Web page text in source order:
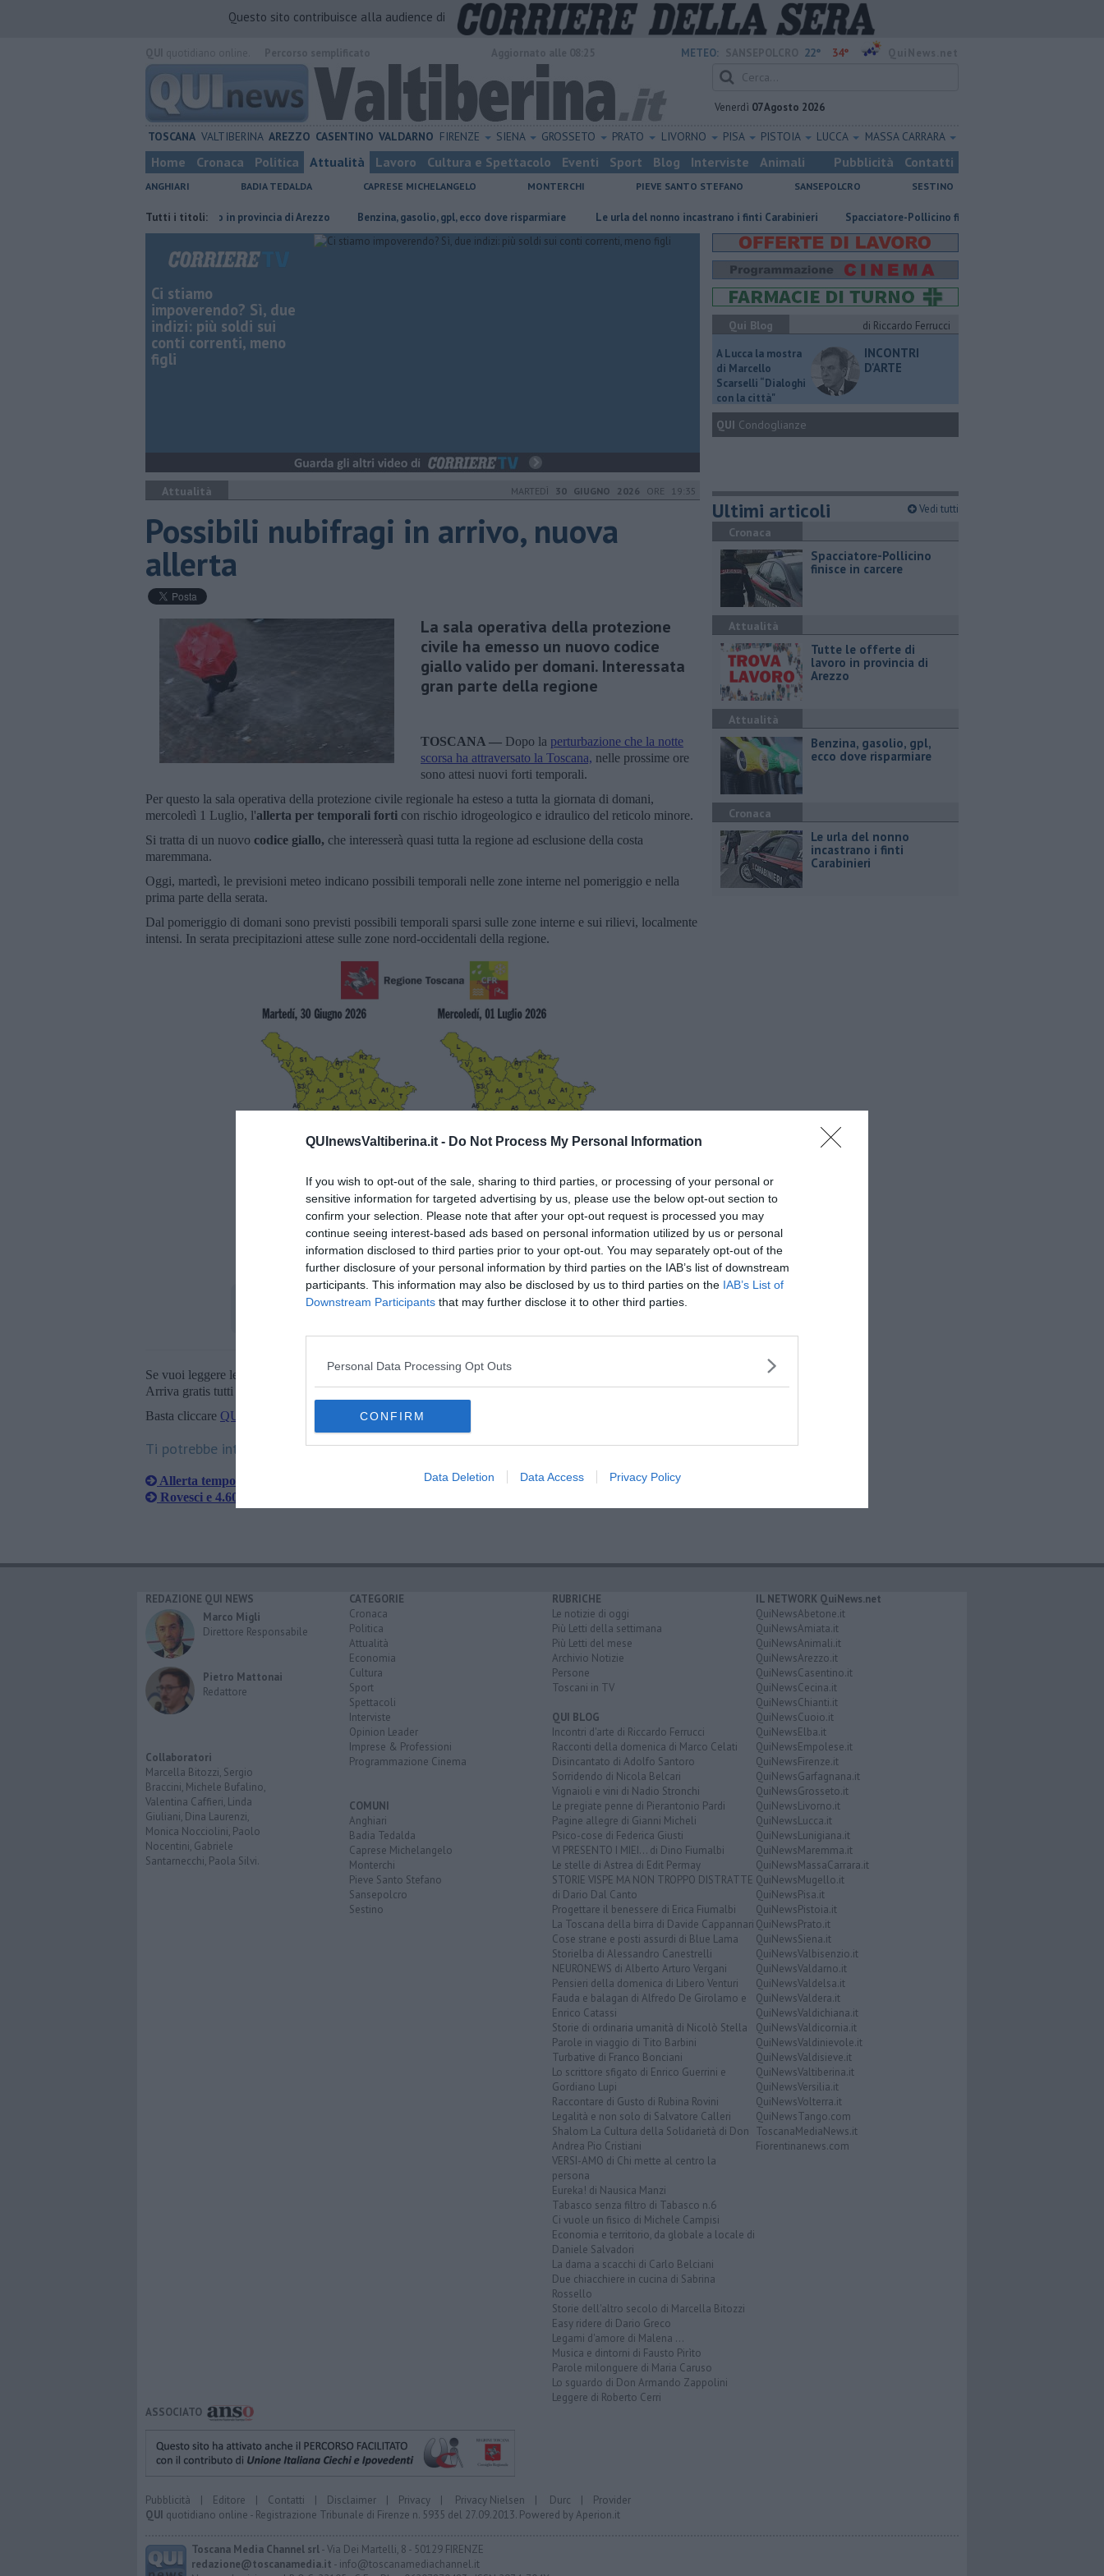
QUInewsValtiberina.it - Do Not Process My Personal Information
If you wish to opt-out of the sale, sharing to third parties, or processing of your personal or
sensitive information for targeted advertising by us, please use the below opt-out section to
confirm your selection. Please note that after your opt-out request is processed you may
continue seeing interest-based ads based on personal information utilized by us or personal
information disclosed to third parties prior to your opt-out. You may separately opt-out of the
further disclosure of your personal information by third parties on the IAB’s list of downstream
participants. This information may also be disclosed by us to third parties on the IAB’s List of
Downstream Participants that may further disclose it to other third parties.
Personal Data Processing Opt Outs
CONFIRM
Data Deletion Data Access Privacy Policy
Questo sito contribuisce alla audience di
METEO: 22° 34°
Venerdì 07 Agosto 2026
TOSCANA VALTIBERINA AREZZO CASENTINO VALDARNO FIRENZE SIENA GROSSETO PRATO LIVORNO PISA PISTOIA LUCCA MASSA CARRARA
Home Cronaca Politica Attualità Lavoro Cultura e Spettacolo Eventi Sport Blog Interviste Animali Pubblicità Contatti
ANGHIARI BADIA TEDALDA CAPRESE MICHELANGELO MONTERCHI PIEVE SANTO STEFANO SANSEPOLCRO SESTINO
Tutti i titoli:
​Tutte le offerte di lavoro in provincia di Arezzo ​Benzina, gasolio, gpl, ecco dove risparmiare Le urla del nonno incastrano i finti Carabinieri Spacciatore-Pollicino finisce in carcere
Ci stiamo
impoverendo? Sì, due
indizi: più soldi sui
conti correnti, meno
figli
Attualità MARTEDÌ 30 GIUGNO 2026 ORE 19:35
Possibili nubifragi in arrivo, nuova
allerta
La sala operativa della protezione
civile ha emesso un nuovo codice
giallo valido per domani. Interessata
gran parte della regione
TOSCANA — Dopo la perturbazione che la notte
scorsa ha attraversato la Toscana, nelle prossime ore
sono attesi nuovi forti temporali.
Per questo la sala operativa della protezione civile regionale ha esteso a tutta la giornata di domani,
mercoledì 1 Luglio, l'allerta per temporali forti con rischio idrogeologico e idraulico del reticolo minore.
Si tratta di un nuovo codice giallo, che interesserà quasi tutta la regione ad esclusione della costa
maremmana.
Oggi, martedì, le previsioni meteo indicano possibili temporali nelle zone interne nel pomeriggio e nella
prima parte della serata.
Dal pomeriggio di domani sono previsti possibili temporali sparsi sulle zone interne e sui rilievi, localmente
intensi. In serata precipitazioni attese sulle zone nord-occidentali della regione.
Se vuoi leggere le notizie principali della Toscana iscriviti allaNewsletter QUInews - ToscanaMedia.
Arriva gratis tutti i giorni alle 20:00 direttamente nella tua casella di posta.
Basta cliccare QUI
Ti potrebbe interessare anche:
Allerta temporali ma l'afa non molla
Rovesci e 4.600 fulmini nella notte di tempesta
Qui Blog
di Riccardo Ferrucci
A Lucca la mostra
di Marcello
Scarselli “Dialoghi
con la città"
INCONTRI
D'ARTE
QUI Condoglianze
Ultimi articoli Vedi tutti
Cronaca
Spacciatore-Pollicino
finisce in carcere
Attualità
​Tutte le offerte di
lavoro in provincia di
Arezzo
Attualità
​Benzina, gasolio, gpl,
ecco dove risparmiare
Cronaca
Le urla del nonno
incastrano i finti
Carabinieri
REDAZIONE QUI NEWS
Marco Migli
Direttore Responsabile
Pietro Mattonai
Redattore
Collaboratori
Marcella Bitozzi, Sergio
Braccini, Michele Bufalino,
Valentina Caffieri, Linda
Giuliani, Dina Laurenzi,
Monica Nocciolini, Paolo
Nocentini, Gabriele
Santarnecchi, Paola Silvi.
CATEGORIE
Cronaca
Politica
Attualità
Economia
Cultura
Sport
Spettacoli
Interviste
Opinion Leader
Imprese & Professioni
Programmazione Cinema
COMUNI
Anghiari
Badia Tedalda
Caprese Michelangelo
Monterchi
Pieve Santo Stefano
Sansepolcro
Sestino
RUBRICHE
Le notizie di oggi
Più Letti della settimana
Più Letti del mese
Archivio Notizie
Persone
Toscani in TV
QUI BLOG
Incontri d'arte di Riccardo Ferrucci
Racconti della domenica di Marco Celati
Disincantato di Adolfo Santoro
Sorridendo di Nicola Belcari
Vignaioli e vini di Nadio Stronchi
Le pregiate penne di Pierantonio Pardi
Pagine allegre di Gianni Micheli
Psico-cose di Federica Giusti
VI PRESENTO I MIEI... di Dino Fiumalbi
Le stelle di Astrea di Edit Permay
STORIE VISPE MA NON TROPPO DISTRATTE
di Dario Dal Canto
Progettare il benessere di Erica Fiumalbi
La Toscana della birra di Davide Cappannari
Cose strane e posti assurdi di Blue Lama
Storielba di Alessandro Canestrelli
NEURONEWS di Alberto Arturo Vergani
Pensieri della domenica di Libero Venturi
Fauda e balagan di Alfredo De Girolamo e
Enrico Catassi
Storie di ordinaria umanità di Nicolò Stella
Parole in viaggio di Tito Barbini
Turbative di Franco Bonciani
Lo scrittore sfigato di Enrico Guerrini e
Gordiano Lupi
Raccontare di Gusto di Rubina Rovini
Legalità e non solo di Salvatore Calleri
Shalom La Cultura della Solidarietà di Don
Andrea Pio Cristiani
VERSI-AMO di Chi mette al centro la
persona
Eureka! di Nausica Manzi
Tabasco senza filtro di Tabasco n.6
Ci vuole un fisico di Michele Campisi
Economia e territorio, da globale a locale di
Daniele Salvadori
La dama a scacchi di Carlo Belciani
Due chiacchiere in cucina di Sabrina
Rossello
Storie dell'altro secolo di Marcella Bitozzi
Easy ridere di Dario Greco
Legami d'amore di Malena ...
Musica e dintorni di Fausto Pirìto
Parole milonguere di Maria Caruso
Lo sguardo di Don Armando Zappolini
Leggere di Roberto Cerri
IL NETWORK QuiNews.net
QuiNewsAbetone.it
QuiNewsAmiata.it
QuiNewsAnimali.it
QuiNewsArezzo.it
QuiNewsCasentino.it
QuiNewsCecina.it
QuiNewsChianti.it
QuiNewsCuoio.it
QuiNewsElba.it
QuiNewsEmpolese.it
QuiNewsFirenze.it
QuiNewsGarfagnana.it
QuiNewsGrosseto.it
QuiNewsLivorno.it
QuiNewsLucca.it
QuiNewsLunigiana.it
QuiNewsMaremma.it
QuiNewsMassaCarrara.it
QuiNewsMugello.it
QuiNewsPisa.it
QuiNewsPistoia.it
QuiNewsPrato.it
QuiNewsSiena.it
QuiNewsValbisenzio.it
QuiNewsValdarno.it
QuiNewsValdelsa.it
QuiNewsValdera.it
QuiNewsValdichiana.it
QuiNewsValdicornia.it
QuiNewsValdinievole.it
QuiNewsValdisieve.it
QuiNewsValtiberina.it
QuiNewsVersilia.it
QuiNewsVolterra.it
QuiNewsTango.com
ToscanaMediaNews.it
Fiorentinanews.com
ASSOCIATO
Pubblicità | Editore | Contatti | Disclaimer | Privacy | Privacy Nielsen | Durc | Provider
QUI quotidiano online - Registrazione Tribunale di Firenze n. 5935 del 27.09.2013. Powered byAperion.it
Toscana Media Channel srl- Via Dei Martelli, 8 - 50129 FIRENZE
redazione@toscanamedia.it - info@toscanamediachannel.it